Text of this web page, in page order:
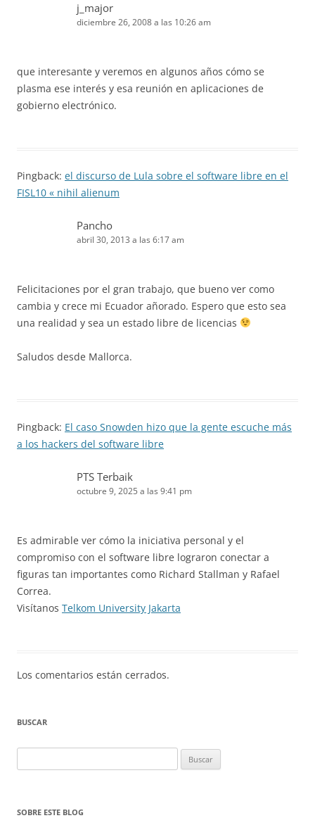
j_major
diciembre 26, 2008 a las 10:26 am
que interesante y veremos en algunos años cómo se
plasma ese interés y esa reunión en aplicaciones de
gobierno electrónico.
Pingback: el discurso de Lula sobre el software libre en el
FISL10 « nihil alienum
Pancho
abril 30, 2013 a las 6:17 am
Felicitaciones por el gran trabajo, que bueno ver como
cambia y crece mi Ecuador añorado. Espero que esto sea
una realidad y sea un estado libre de licencias
Saludos desde Mallorca.
Pingback: El caso Snowden hizo que la gente escuche más
a los hackers del software libre
PTS Terbaik
octubre 9, 2025 a las 9:41 pm
Es admirable ver cómo la iniciativa personal y el
compromiso con el software libre lograron conectar a
figuras tan importantes como Richard Stallman y Rafael
Correa.
Visítanos Telkom University Jakarta
Los comentarios están cerrados.
BUSCAR
SOBRE ESTE BLOG